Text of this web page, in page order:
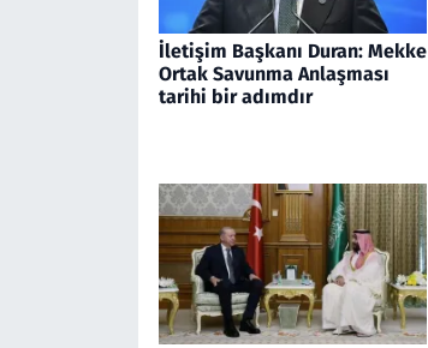
İletişim Başkanı Duran: Mekke
Ortak Savunma Anlaşması
tarihi bir adımdır